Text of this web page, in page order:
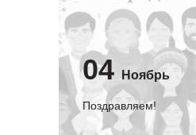
04 Ноябрь
Поздравляем!